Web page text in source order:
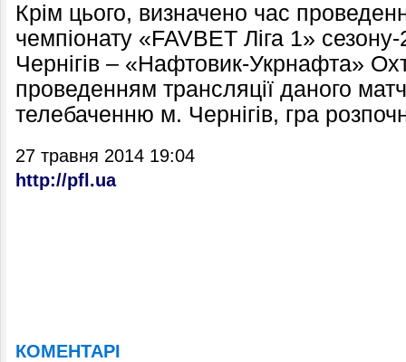
Крім цього, визначено час
чемпіонату «FAVBET Ліга 1»
Чернігів – «Нафтовик-Укрнафта»
проведенням трансляції даного
телебаченню м. Чернігів, гра
27 травня 2014 19:04
http://pfl.ua
КОМЕНТАРІ